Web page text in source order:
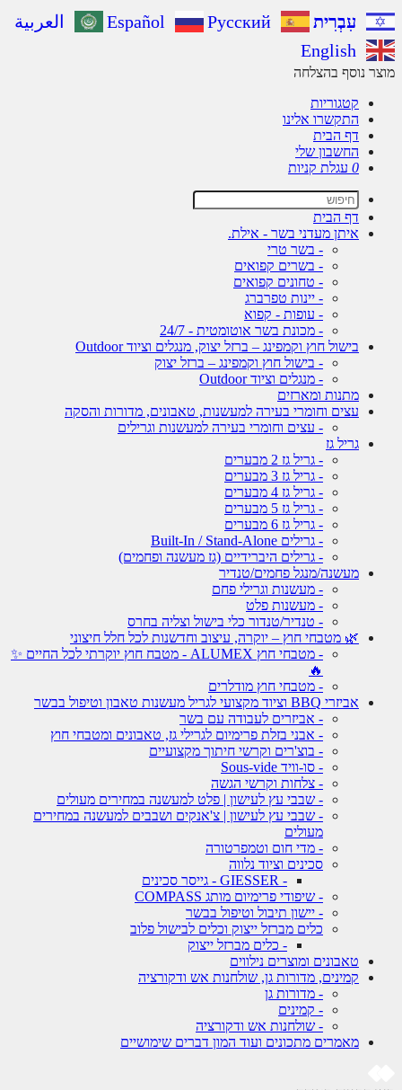
עִבְרִית Español Русский
العربية
English
נוסף בהצלחה
קטגוריות
התקשרו אלינו
דף הבית
החשבון שלי
עגלת קניות
דף הבית
איתן מעדני בשר - אילת.
- בשר טרי
- בשרים קפואים
- טחונים קפואים
- יינות טפרברג
- עופות - קפוא
- מכונת בשר אוטומטית - 24/7
בישול חוץ וקמפינג – ברזל יצוק, מנגלים וציוד Outdoor
- בישול חוץ וקמפינג – ברזל יצוק
- מנגלים וציוד Outdoor
מתנות ומארזים
עצים וחומרי בעירה למעשנות, טאבונים, מדורות והסקה
- עצים וחומרי בעירה למעשנות וגרילים
גריל גז
- גריל גז 2 מבערים
- גריל גז 3 מבערים
- גריל גז 4 מבערים
- גריל גז 5 מבערים
- גריל גז 6 מבערים
- גרילים Built-In / Stand-Alone
- גרילים היברידיים (גז מעשנה ופחמים)
מעשנה/מנגל פחמים/טנדיר
- מעשנות וגרילי פחם
- מעשנות פלט
- טנדיר/טנדור כלי בישול וצליה בחרס
🌿 מטבחי חוץ – יוקרה, עיצוב וחדשנות לכל חלל חיצוני
- מטבחי חוץ ALUMEX - מטבח חוץ יוקרתי לכל החיים ✨
- מטבחי חוץ מודלרים
אביזרי BBQ וציוד מקצועי לגריל מעשנות טאבון וטיפול בבשר
- אביזרים לעבודה עם בשר
- אבני בזלת פרימיום לגרילי גז, טאבונים ומטבחי חוץ
- בוצ'רים וקרשי חיתוך מקצועיים
- סו-וויד Sous-vide
- צלחות וקרשי הגשה
- שבבי עץ לעישון | פלט למעשנה במחירים מעולים
- שבבי עץ לעישון | צ'אנקים ושבבים למעשנה במחירים
מעולים
- מדי חום וטמפרטורה
סכינים וציוד נלווה
- שיפודי פרימיום מותג COMPASS
- יישון תיבול וטיפול בבשר
כלים מברזל ייצוק וכלים לבישול פלוב
- כלים מברזל ייצוק
טאבונים ומוצרים נילווים
קמינים, מדורות גן, שולחנות אש ודקורציה
- מדורות גן
- קמינים
- שולחנות אש ודקורציה
מאמרים מתכונים ועוד המון דברים שימושיים